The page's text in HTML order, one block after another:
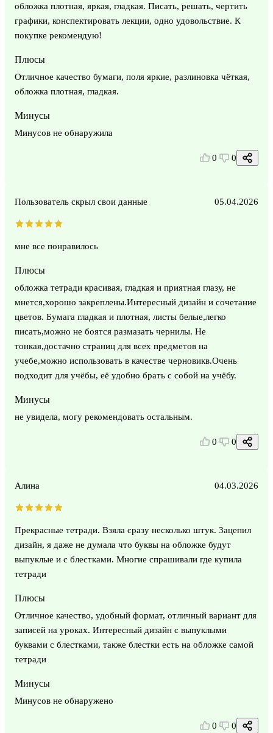
обложка плотная, яркая, гладкая. Писать, решать, чертить
графики, конспектировать лекции, одно удовольствие. К
покупке рекомендую!
Плюсы
Отличное качество бумаги, поля яркие, разлиновка чёткая,
обложка плотная, гладкая.
Минусы
Минусов не обнаружила
0 0
Пользователь скрыл свои данные 05.04.2026
мне все понравилось
Плюсы
обложка тетради красивая, гладкая и приятная глазу, не
мнется,хорошо закреплены.Интересный дизайн и сочетание
цветов. Бумага гладкая и плотная, листы белые,легко
писать,можно не боятся размазать чернилы. Не
тонкая,достачно страниц для всех предметов на
учебе,можно использовать в качестве черновикв.Очень
подходит для учёбы, её удобно брать с собой на учёбу.
Минусы
не увидела, могу рекомендовать остальным.
0 0
Алина 04.03.2026
Прекрасные тетради. Взяла сразу несколько штук. Зацепил
дизайн, я даже не думала что буквы на обложке будут
выпуклые и с блестками. Многие спрашивали где купила
тетради
Плюсы
Отличное качество, удобный формат, отличный вариант для
записей на уроках. Интересный дизайн с выпуклыми
буквами с блестками, также блестки есть на обложке самой
тетради
Минусы
Минусов не обнаружено
0 0